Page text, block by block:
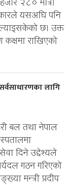
२८० मात्रा
यसअघि पनि
छ। उक्त
राखिएको
लागि
बल तथा नेपाल
दिने उद्देश्यले
गठन गरिएको
मन्त्री प्रदीप